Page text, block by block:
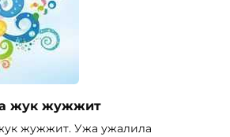
жук жужжит
жужжит. Ужа ужалила